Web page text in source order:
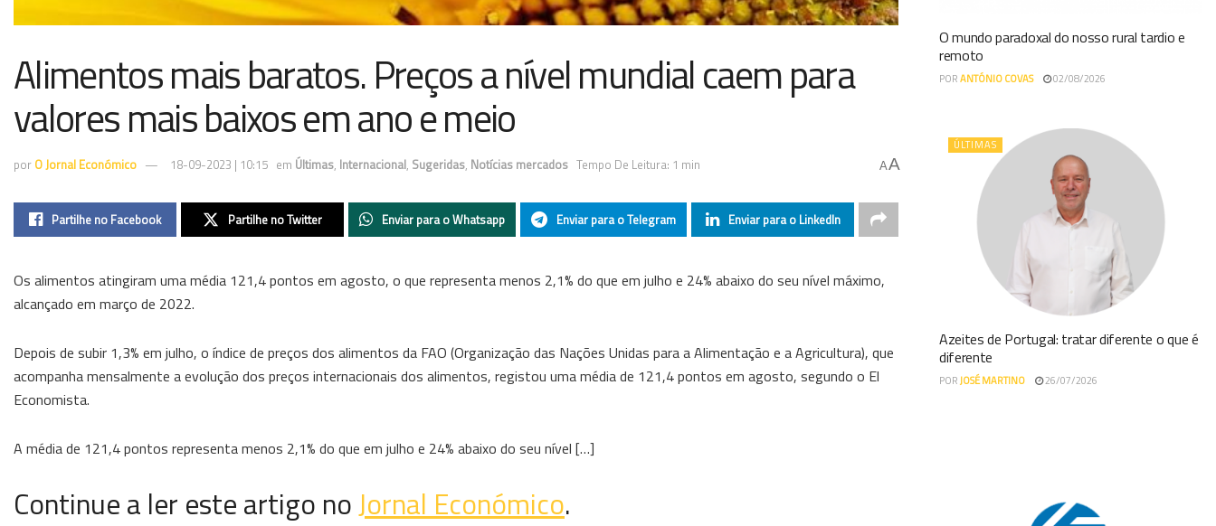
Alimentos mais baratos. Preços a nível mundial caem para
valores mais baixos em ano e meio
por O Jornal Económico 18-09-2023 | 10:15 em Últimas, Internacional, Sugeridas, Notícias mercados Tempo De Leitura: 1 min AA
Partilhe no Facebook Partilhe no Twitter Enviar para o Whatsapp Enviar para o Telegram Enviar para o LinkedIn
Os alimentos atingiram uma média 121,4 pontos em agosto, o que representa menos 2,1% do que em julho e 24% abaixo do seu nível máximo,
alcançado em março de 2022.
Depois de subir 1,3% em julho, o índice de preços dos alimentos da FAO (Organização das Nações Unidas para a Alimentação e a Agricultura), que
acompanha mensalmente a evolução dos preços internacionais dos alimentos, registou uma média de 121,4 pontos em agosto, segundo o El
Economista.
A média de 121,4 pontos representa menos 2,1% do que em julho e 24% abaixo do seu nível […]
Continue a ler este artigo noJornal Económico.
O mundo paradoxal do nosso rural tardio e
remoto
PORANTÓNIO COVAS 02/08/2026
ÚLTIMAS
Azeites de Portugal: tratar diferente o que é
diferente
PORJOSÉ MARTINO 26/07/2026